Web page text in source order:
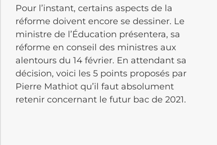
Pour l’instant, certains aspects de la
réforme doivent encore se dessiner. Le
ministre de l’Éducation présentera, sa
réforme en conseil des ministres aux
alentours du 14 février. En attendant sa
décision, voici les 5 points proposés par
Pierre Mathiot qu’il faut absolument
retenir concernant le futur bac de 2021.